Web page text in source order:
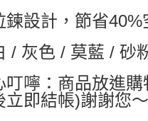
鍊設計，節省40%
/ 灰色 / 莫藍 / 砂
叮嚀：商品放進
立即結帳)謝謝您～